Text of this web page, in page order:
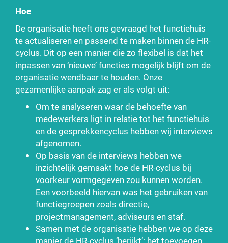
Hoe
De organisatie heeft ons gevraagd het functiehuis
te actualiseren en passend te maken binnen de HR-
cyclus. Dit op een manier die zo flexibel is dat het
inpassen van ‘nieuwe’ functies mogelijk blijft om de
organisatie wendbaar te houden. Onze
gezamenlijke aanpak zag er als volgt uit:
Om te analyseren waar de behoefte van
medewerkers ligt in relatie tot het functiehuis
en de gesprekkencyclus hebben wij interviews
afgenomen.
Op basis van de interviews hebben we
inzichtelijk gemaakt hoe de HR-cyclus bij
voorkeur vormgegeven zou kunnen worden.
Een voorbeeld hiervan was het gebruiken van
functiegroepen zoals directie,
projectmanagement, adviseurs en staf.
Samen met de organisatie hebben we op deze